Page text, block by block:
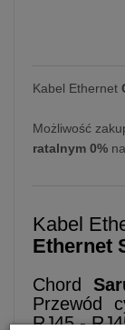
Kabel Ethernet
Możliwość
ratalnym 0% na
Kabel
Ethernet
Chord
Przewód
RJ45 -